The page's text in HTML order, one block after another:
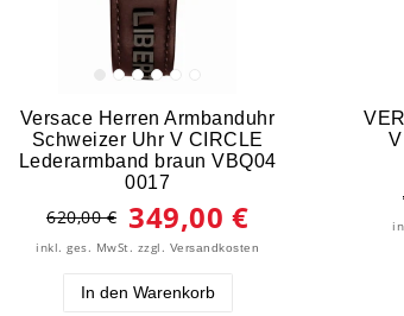
Versace Herren Armbanduhr
Schweizer Uhr V CIRCLE
Lederarmband braun VBQ04
0017
620,00 € 349,00 €
inkl. ges. MwSt. zzgl. Versandkosten
In den Warenkorb